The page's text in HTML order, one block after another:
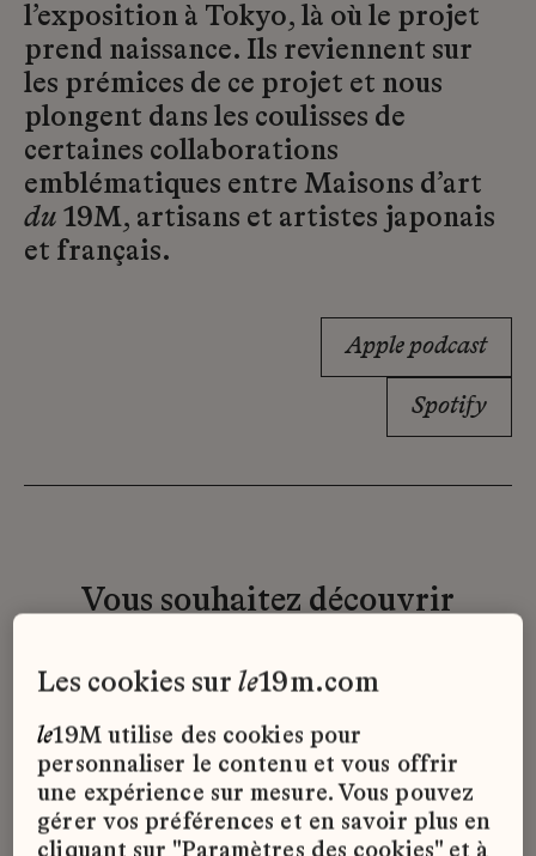
l’exposition à Tokyo, là où le projet
prend naissance. Ils reviennent sur
les prémices de ce projet et nous
plongent dans les coulisses de
certaines collaborations
emblématiques entre Maisons d’art
du 19M, artisans et artistes japonais
et français.
Apple podcast
Spotify
Vous souhaitez découvrir
À partir du 29 janvier,laGalerie
19M vous accueille à nouveau du
mercredi au dimanche, de 11h à
18h30. Optez pour une visite libre en
les cookies surle19m.com
le19M utilise des cookies pour
personnaliser le contenu et vous offrir
une expérience sur mesure. Vous pouvez
gérer vos préférences et en savoir plus en
cliquant sur "Paramètres des cookies" et à